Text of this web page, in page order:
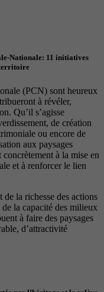
Nationale: 11 initiatives
territoire
(PCN) sont heureux
à révéler,
Qu’il s’agisse
de création
ou encore de
aux paysages
à la mise en
et à renforcer le lien
la richesse des actions
la capacité des milieux
à faire des paysages
d’attractivité